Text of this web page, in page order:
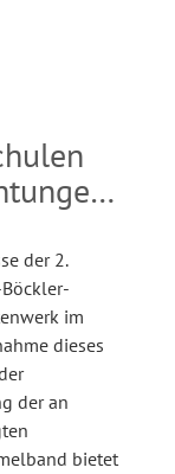
der 2.
im
dieses
der an
bietet